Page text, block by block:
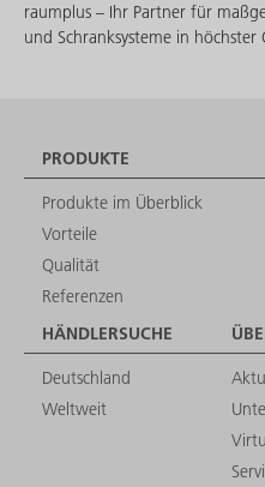
raumplus – Ihr Partner für
und Schranksysteme in
PRODUKTE
Produkte im Überblick
Vorteile
Qualität
Referenzen
HÄNDLERSUCHE
Deutschland
Weltweit